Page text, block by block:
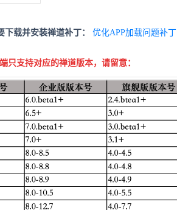
下载并安装禅道补丁： 优化APP加载问题补丁
只支持对应的禅道版本，请留意：